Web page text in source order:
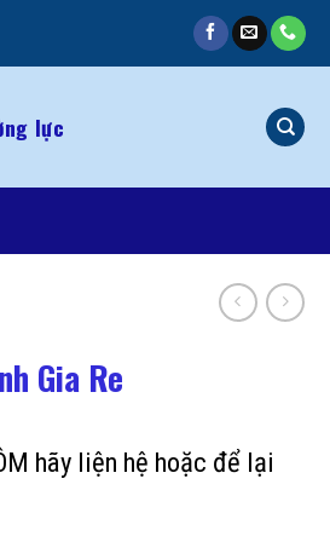
lực
Gia Re
hãy liện hệ hoặc để lại